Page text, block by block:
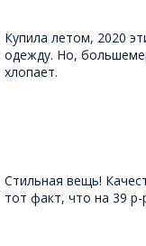
Купила летом, 2020
одежду. Но,
хлопает.
Стильная вещь!
тот факт, что на 39